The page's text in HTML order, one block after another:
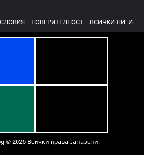
ПОВЕРИТЕЛНОСТ ВСИЧКИ ЛИГИ
© 2026 Всички права запазени.